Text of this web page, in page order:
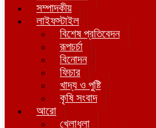
সম্পাদকীয়
লাইফস্টাইল
বিশেষ প্রতিবেদন
রূপচর্চা
বিনোদন
ফিচার
খাদ্য ও পুষ্টি
কৃষি সংবাদ
আরো
খেলাধুলা